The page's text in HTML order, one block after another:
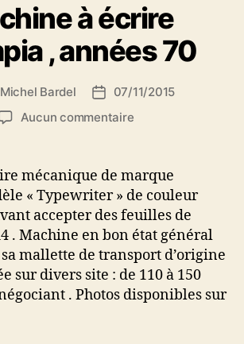
à écrire
, années 70
Michel Bardel
Date
de
07/11/2015
Aucun commentairesur
écrire
Olympia
,
années
70
mécanique de marque
« Typewriter » de couleur
accepter des feuilles de
. Machine en bon état général
mallette de transport d’origine
sur divers site : de 110 à 150
. Photos disponibles sur